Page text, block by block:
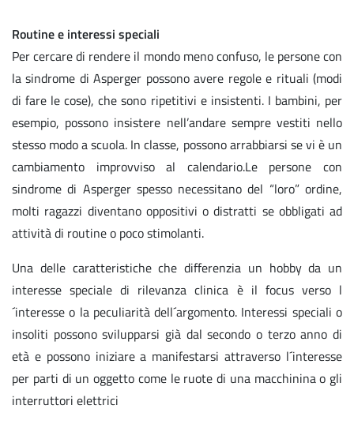
Routine e interessi speciali
Per cercare di rendere il mondo meno confuso, le persone con
la sindrome di Asperger possono avere regole e rituali (modi
di fare le cose), che sono ripetitivi e insistenti. I bambini, per
esempio, possono insistere nell’andare sempre vestiti nello
stesso modo a scuola. In classe, possono arrabbiarsi se vi è un
cambiamento improvviso al calendario.Le persone con
sindrome di Asperger spesso necessitano del “loro” ordine,
molti ragazzi diventano oppositivi o distratti se obbligati ad
attività di routine o poco stimolanti.
Una delle caratteristiche che differenzia un hobby da un
interesse speciale di rilevanza clinica è il focus verso l
´interesse o la peculiarità dell´argomento. Interessi speciali o
insoliti possono svilupparsi già dal secondo o terzo anno di
età e possono iniziare a manifestarsi attraverso l´interesse
per parti di un oggetto come le ruote di una macchinina o gli
interruttori elettrici